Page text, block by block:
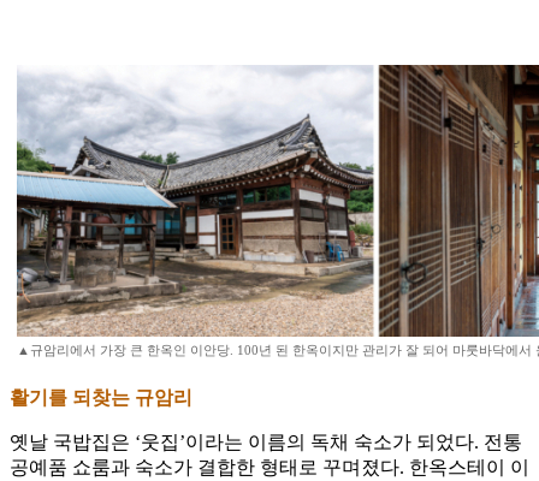
▲규암리에서 가장 큰 한옥인 이안당. 100년 된 한옥이지만 관리가 잘 되어 마룻바닥에서
활기를 되찾는 규암리
옛날 국밥집은 ‘웃집’이라는 이름의 독채 숙소가 되었다. 전통
공예품 쇼룸과 숙소가 결합한 형태로 꾸며졌다. 한옥스테이 이